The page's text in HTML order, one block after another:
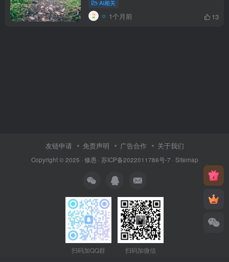
AI相关
1个月前 13
友链申请 免责声明 广告合作 关于我们
Copyright © 2025 · 修愚 · 苏ICP备2022011786号-7 · Sitemap
扫码加QQ群 扫码加微信